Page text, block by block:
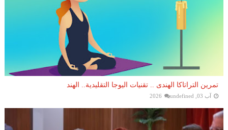
تمرين التراتاكا الهندى .. تقنيات اليوجا التقليدية.. الهند
آب 03, 2026 undefined